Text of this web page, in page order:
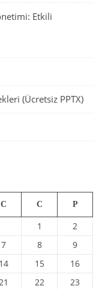
Etkili
(Ücretsiz PPTX)
C C P
1
2
7 8
9
14 15
16
22 23